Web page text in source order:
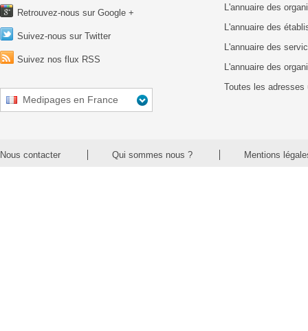
Retrouvez-nous sur Google +
Suivez-nous sur Twitter
Suivez nos flux RSS
Medipages en France
L'annuaire des
L'annuaire des
L'annuaire des
L'annuaire des
Toutes les adresses
Nous contacter Qui sommes nous ? Mentions